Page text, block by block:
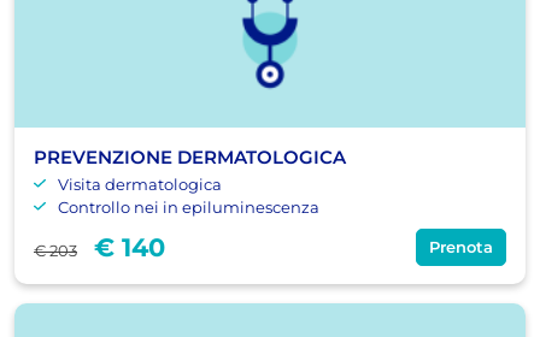
PREVENZIONE DERMATOLOGICA
Visita dermatologica
Controllo nei in epiluminescenza
€ 203 € 140 Prenota